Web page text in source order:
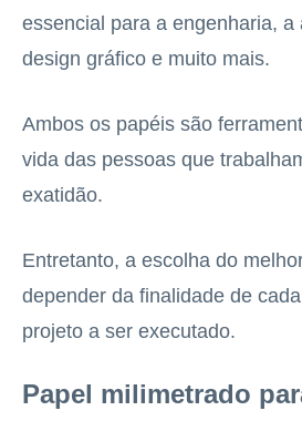
essencial para a engenharia, a
design gráfico e muito mais.
Ambos os papéis são
vida das pessoas que
exatidão.
Entretanto, a escolha do
depender da finalidade de
projeto a ser executado.
Papel milimetrado